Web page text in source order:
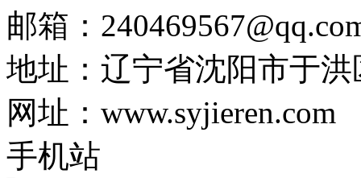
邮箱：
地址：辽宁省沈阳市于
网址：www.syjieren.com
手机站